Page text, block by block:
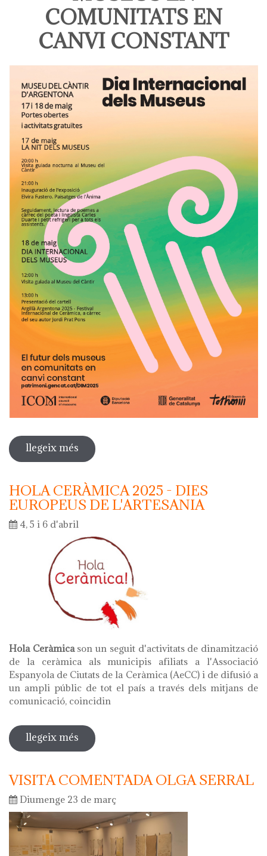
COMUNITATS EN
CANVI CONSTANT
llegeix més sobre dia internacional dels museus
2025
HOLA CERÀMICA 2025 - DIES
EUROPEUS DE L'ARTESANIA
4, 5 i 6 d'abril
Hola Ceràmica son un seguit d'activitats de dinamització
de la ceràmica als municipis afiliats a l'Associació
Espanyola de Ciutats de la Ceràmica (AeCC) i de difusió a
un ampli públic de tot el país a través dels mitjans de
comunicació, coincidin
llegeix més sobre hola ceràmica 2025 - dies
europeus de l'artesania
VISITA COMENTADA OLGA SERRAL
Diumenge 23 de març